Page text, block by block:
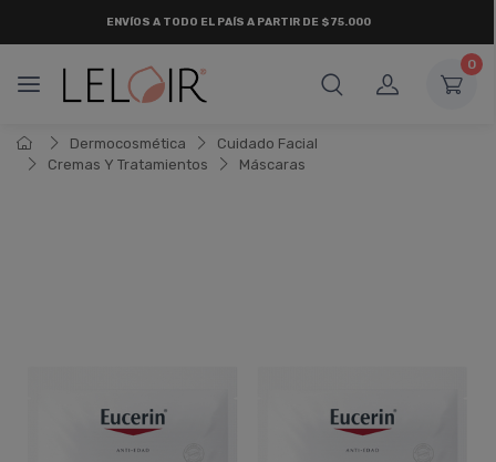
0
Dermocosmética
Cuidado Facial
Cremas Y Tratamientos
Máscaras